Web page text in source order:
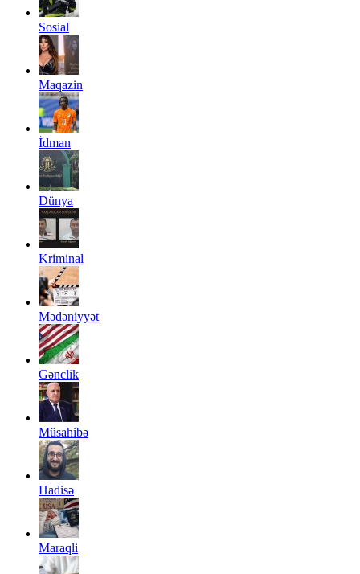
Sosial
Maqazin
İdman
Dünya
Kriminal
Mədəniyyət
Gənclik
Müsahibə
Hadisə
Maraqli